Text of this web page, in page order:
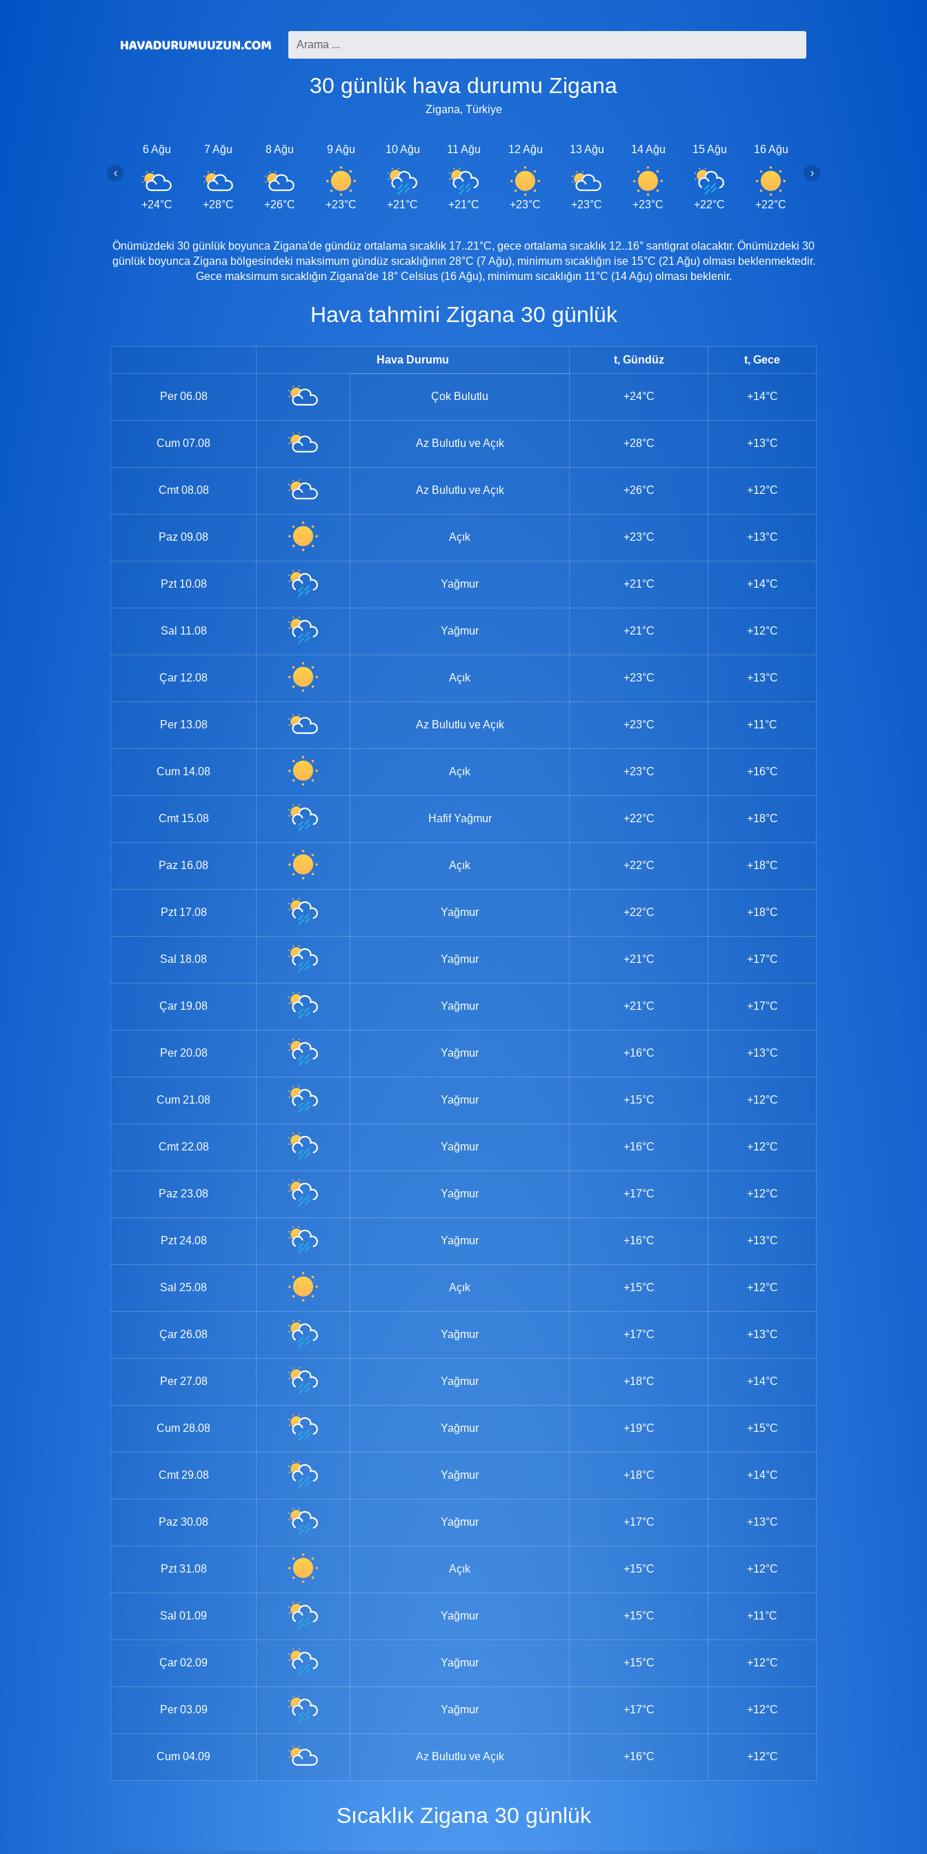
30 günlük hava durumu Zigana
Zigana, Türkiye
6 Ağu
+24°C
7 Ağu
+28°C
8 Ağu
+26°C
9 Ağu
+23°C
10 Ağu
+21°C
11 Ağu
+21°C
12 Ağu
+23°C
13 Ağu
+23°C
14 Ağu
+23°C
15 Ağu
+22°C
16 Ağu
+22°C
‹ ›
Önümüzdeki 30 günlük boyunca Zigana'de gündüz ortalama sıcaklık 17..21°C, gece ortalama sıcaklık 12..16° santigrat olacaktır. Önümüzdeki 30
günlük boyunca Zigana bölgesindeki maksimum gündüz sıcaklığının 28°C (7 Ağu), minimum sıcaklığın ise 15°C (21 Ağu) olması beklenmektedir.
Gece maksimum sıcaklığın Zigana'de 18° Celsius (16 Ağu), minimum sıcaklığın 11°C (14 Ağu) olması beklenir.
Hava tahmini Zigana 30 günlük
Hava Durumu t, Gündüz t, Gece
Per 06.08 Çok Bulutlu +24°C +14°C
Cum 07.08 Az Bulutlu ve Açık +28°C +13°C
Cmt 08.08 Az Bulutlu ve Açık +26°C +12°C
Paz 09.08 Açık +23°C +13°C
Pzt 10.08 Yağmur +21°C +14°C
Sal 11.08 Yağmur +21°C +12°C
Çar 12.08 Açık +23°C +13°C
Per 13.08 Az Bulutlu ve Açık +23°C +11°C
Cum 14.08 Açık +23°C +16°C
Cmt 15.08 Hafif Yağmur +22°C +18°C
Paz 16.08 Açık +22°C +18°C
Pzt 17.08 Yağmur +22°C +18°C
Sal 18.08 Yağmur +21°C +17°C
Çar 19.08 Yağmur +21°C +17°C
Per 20.08 Yağmur +16°C +13°C
Cum 21.08 Yağmur +15°C +12°C
Cmt 22.08 Yağmur +16°C +12°C
Paz 23.08 Yağmur +17°C +12°C
Pzt 24.08 Yağmur +16°C +13°C
Sal 25.08 Açık +15°C +12°C
Çar 26.08 Yağmur +17°C +13°C
Per 27.08 Yağmur +18°C +14°C
Cum 28.08 Yağmur +19°C +15°C
Cmt 29.08 Yağmur +18°C +14°C
Paz 30.08 Yağmur +17°C +13°C
Pzt 31.08 Açık +15°C +12°C
Sal 01.09 Yağmur +15°C +11°C
Çar 02.09 Yağmur +15°C +12°C
Per 03.09 Yağmur +17°C +12°C
Cum 04.09 Az Bulutlu ve Açık +16°C +12°C
Sıcaklık Zigana 30 günlük